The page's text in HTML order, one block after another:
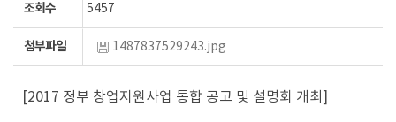
조회수 5457
첨부파일 1487837529243.jpg
[2017 정부 창업지원사업 통합 공고 및 설명회 개최]